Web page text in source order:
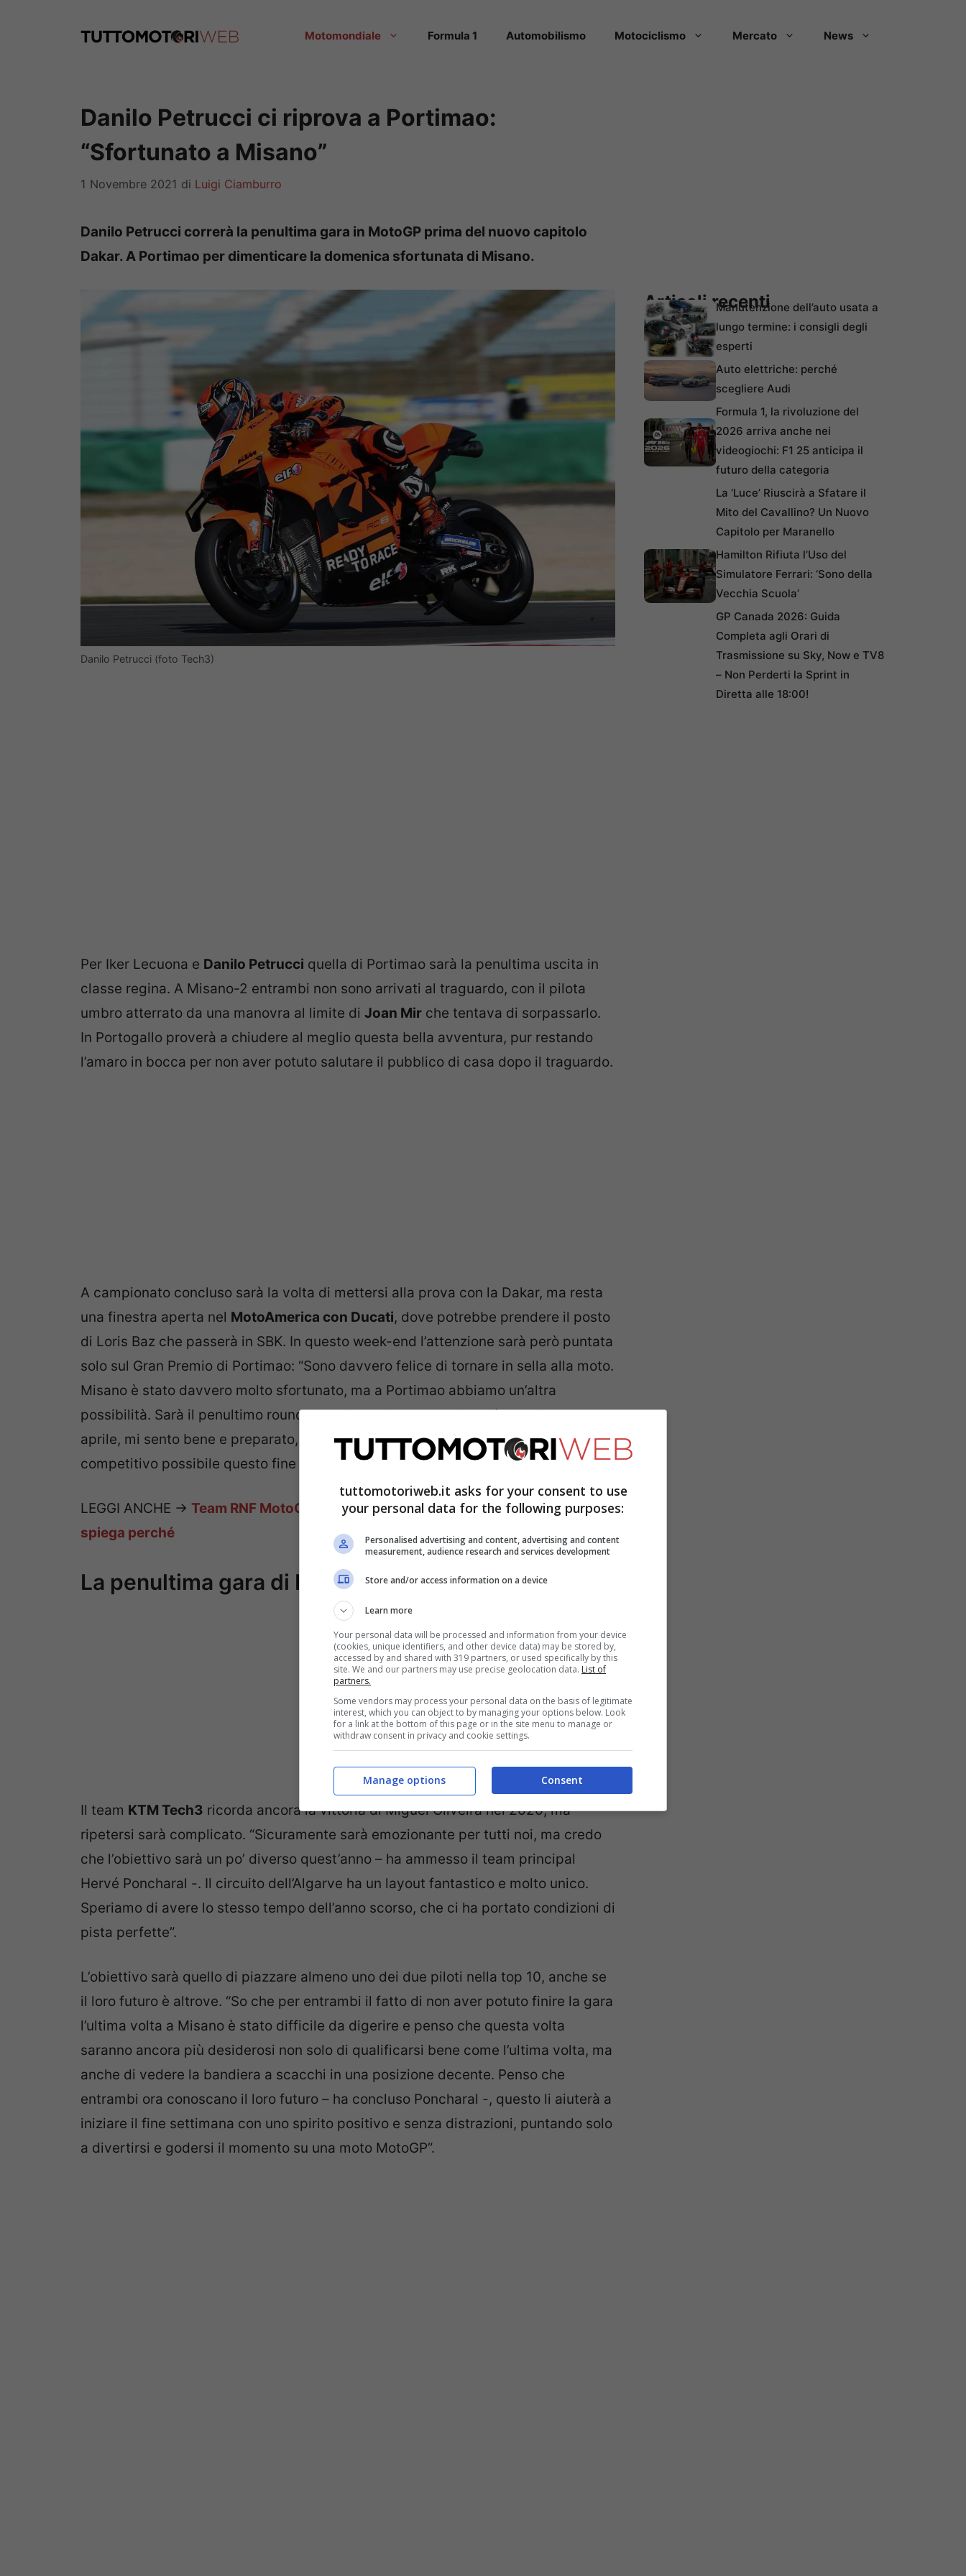
Motomondiale Formula 1 Automobilismo Motociclismo Mercato News
Danilo Petrucci ci riprova a Portimao:
“Sfortunato a Misano”
1 Novembre 2021 di Luigi Ciamburro
Danilo Petrucci correrà la penultima gara in MotoGP prima del nuovo capitolo
Dakar. A Portimao per dimenticare la domenica sfortunata di Misano.
Danilo Petrucci (foto Tech3)
Per Iker Lecuona e Danilo Petrucci quella di Portimao sarà la penultima uscita in
classe regina. A Misano-2 entrambi non sono arrivati al traguardo, con il pilota
umbro atterrato da una manovra al limite di Joan Mir che tentava di sorpassarlo.
In Portogallo proverà a chiudere al meglio questa bella avventura, pur restando
l’amaro in bocca per non aver potuto salutare il pubblico di casa dopo il traguardo.
A campionato concluso sarà la volta di mettersi alla prova con la Dakar, ma resta
una finestra aperta nel MotoAmerica con Ducati, dove potrebbe prendere il posto
di Loris Baz che passerà in SBK. In questo week-end l’attenzione sarà però puntata
solo sul Gran Premio di Portimao: “Sono davvero felice di tornare in sella alla moto.
Misano è stato davvero molto sfortunato, ma a Portimao abbiamo un’altra
possibilità. Sarà il penultimo round per noi. Abbiamo alcuni dati lì che risalgono ad
aprile, mi sento bene e preparato, quindi cercherò sicuramente di essere il più
competitivo possibile questo fine settimana”.
LEGGI ANCHE -> Team RNF MotoGP, contratto solo annuale con Yamaha: Razali
spiega perché
La penultima gara di Petrux
Il team KTM Tech3 ricorda ancora la vittoria di Miguel Oliveira nel 2020, ma
ripetersi sarà complicato. “Sicuramente sarà emozionante per tutti noi, ma credo
che l’obiettivo sarà un po’ diverso quest’anno – ha ammesso il team principal
Hervé Poncharal -. Il circuito dell’Algarve ha un layout fantastico e molto unico.
Speriamo di avere lo stesso tempo dell’anno scorso, che ci ha portato condizioni di
pista perfette”.
L’obiettivo sarà quello di piazzare almeno uno dei due piloti nella top 10, anche se
il loro futuro è altrove. “So che per entrambi il fatto di non aver potuto finire la gara
l’ultima volta a Misano è stato difficile da digerire e penso che questa volta
saranno ancora più desiderosi non solo di qualificarsi bene come l’ultima volta, ma
anche di vedere la bandiera a scacchi in una posizione decente. Penso che
entrambi ora conoscano il loro futuro – ha concluso Poncharal -, questo li aiuterà a
iniziare il fine settimana con uno spirito positivo e senza distrazioni, puntando solo
a divertirsi e godersi il momento su una moto MotoGP”.
Articoli recentiManutenzione dell’auto usata a
lungo termine: i consigli degli
esperti
Auto elettriche: perché
scegliere Audi
Formula 1, la rivoluzione del
2026 arriva anche nei
videogiochi: F1 25 anticipa il
futuro della categoria
La ‘Luce’ Riuscirà a Sfatare il
Mito del Cavallino? Un Nuovo
Capitolo per Maranello
Hamilton Rifiuta l’Uso del
Simulatore Ferrari: ‘Sono della
Vecchia Scuola’
GP Canada 2026: Guida
Completa agli Orari di
Trasmissione su Sky, Now e TV8
– Non Perderti la Sprint in
Diretta alle 18:00!
tuttomotoriweb.it asks for your consent to use
your personal data for the following purposes:
Personalised advertising and content, advertising and content
measurement, audience research and services development
Store and/or access information on a device
Learn more
Your personal data will be processed and information from your device
(cookies, unique identifiers, and other device data) may be stored by,
accessed by and shared with 319 partners, or used specifically by this
site. We and our partners may use precise geolocation data. List of
partners.
Some vendors may process your personal data on the basis of legitimate
interest, which you can object to by managing your options below. Look
for a link at the bottom of this page or in the site menu to manage or
withdraw consent in privacy and cookie settings.
Consent
Manage options